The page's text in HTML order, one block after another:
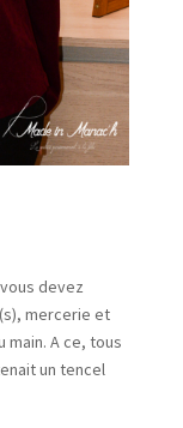
devez
mercerie et
main. A ce, tous
un tencel